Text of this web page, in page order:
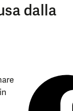
dalla